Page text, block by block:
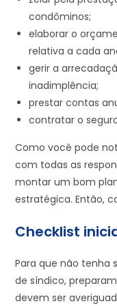
condôminos;
elaborar o
relativa a cada
gerir a
inadimplência;
prestar contas
contratar o
Como você pode
com todas as
montar um bom
estratégica. Então,
Checklist
Para que não tenha
de síndico,
devem ser